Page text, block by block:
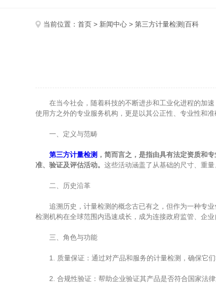
当前位置： 首页 > 新闻中心 > 第三方计量检测|百科
在当今社会，随着科技的不断进步和工业化进程的加速
使用方之外的专业服务机构，更是以其公正性、专业性和
一、定义与范畴
第三方计量检测 ，简而言之，是指由具有法定资质和
准、验证及评估活动。 这些活动涵盖了从基础的尺寸、重
二、历史沿革
追溯历史，计量检测的概念古已有之，但作为一种专业
检测机构在全球范围内迅速成长，成为连接政府监管、企业
三、角色与功能
1. 质量保证：通过对产品和服务的计量检测，确保它们
2. 合规性验证：帮助企业验证其产品是否符合国家法律